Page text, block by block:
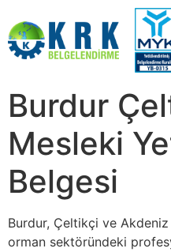
Burdur
Mesleki
Belgesi
Burdur, Çeltikçi ve
orman sektöründeki